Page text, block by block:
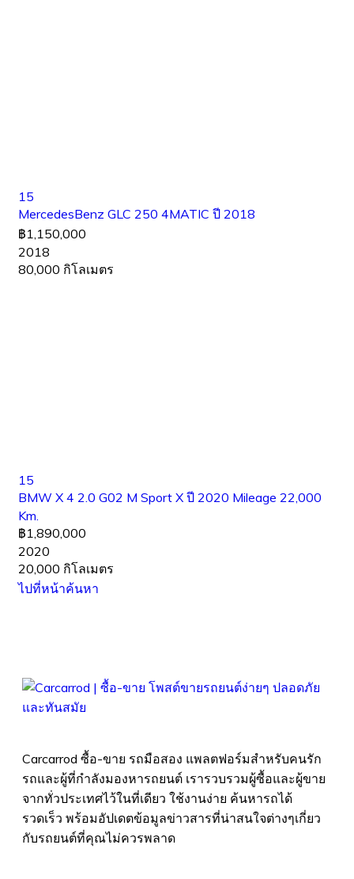
15
MercedesBenz GLC 250 4MATIC ปี 2018
฿1,150,000
2018
80,000 กิโลเมตร
15
BMW X 4 2.0 G02 M Sport X ปี 2020 Mileage 22,000
Km.
฿1,890,000
2020
20,000 กิโลเมตร
ไปที่หน้าค้นหา
Carcarrod ซื้อ-ขาย รถมือสอง แพลตฟอร์มสำหรับคนรัก
รถและผู้ที่กำลังมองหารถยนต์ เรารวบรวมผู้ซื้อและผู้ขาย
จากทั่วประเทศไว้ในที่เดียว ใช้งานง่าย ค้นหารถได้
รวดเร็ว พร้อมอัปเดตข้อมูลข่าวสารที่น่าสนใจต่างๆเกี่ยว
กับรถยนต์ที่คุณไม่ควรพลาด